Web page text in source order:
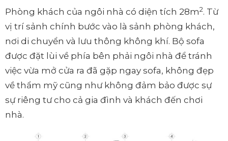
Phòng khách của ngôi nhà có diện tích 28m2. Từ
vị trí sảnh chính bước vào là sảnh phòng khách,
nơi di chuyển và lưu thông không khí. Bộ sofa
được đặt lùi về phía bên phải ngôi nhà để tránh
việc vừa mở cửa ra đã gặp ngay sofa, không đẹp
về thẩm mỹ cũng như không đảm bảo được sự
sự riêng tư cho cả gia đình và khách đến chơi
nhà.